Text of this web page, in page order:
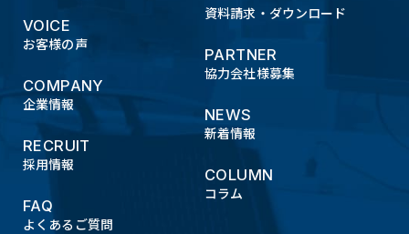
VOICE
お客様の声
COMPANY
企業情報
RECRUIT
採用情報
FAQ
よくあるご質問
資料請求・ダウンロード
PARTNER
協力会社様募集
NEWS
新着情報
COLUMN
コラム